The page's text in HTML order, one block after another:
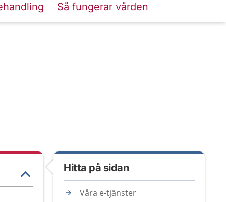
Så fungerar vården
Hitta på sidan
Våra e-tjänster